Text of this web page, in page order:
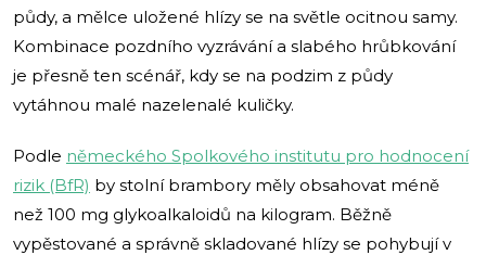
půdy, a mělce uložené hlízy se na světle ocitnou samy.
Kombinace pozdního vyzrávání a slabého hrůbkování
je přesně ten scénář, kdy se na podzim z půdy
vytáhnou malé nazelenalé kuličky.
Podle německého Spolkového institutu pro hodnocení
rizik (BfR) by stolní brambory měly obsahovat méně
než 100 mg glykoalkaloidů na kilogram. Běžně
vypěstované a správně skladované hlízy se pohybují v